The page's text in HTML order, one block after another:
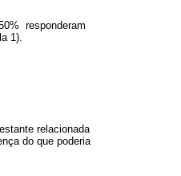
responderam
1).
relacionada
do que poderia